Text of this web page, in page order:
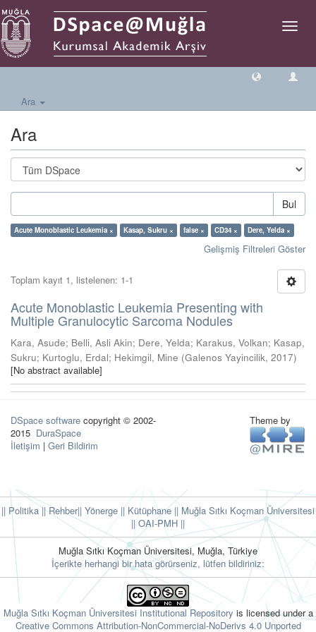
Geçiş
Ara
Ara
Bul
Acute Monoblastic Leukemia × Kasap, Sukru × false × CD34 × Dere, Yelda ×
Gelişmiş Filtreleri Göster
Toplam kayıt 1, listelenen: 1-1
Acute Monoblastic Leukemia Presenting with
Multiple Granulocytic Sarcoma Nodules
Kara, Asude; Belli, Asli Akin; Dere, Yelda; Karakus, Volkan; Kasap,
Sukru; Kurtoglu, Erdal; Hekimgil, Mine (Galenos Yayincilik, 2017)
[No abstract available]
DSpace software copyright © 2002-
2015 DuraSpace
İletişim | Geri Bildirim
Theme by
|| Politika|| Rehber|| Yönerge|| Kütüphane || Muğla Sıtkı Koçman Üniversitesi
|| OAI-PMH ||
Muğla Sıtkı Koçman Üniversitesi, Muğla, Türkiye
İçerikte herhangi bir hata görürseniz, lütfen bildiriniz:
Muğla Sıtkı Koçman Üniversitesi Institutional Repository is licensed under a
Creative Commons Attribution-NonCommercial-NoDerivs 4.0 Unported